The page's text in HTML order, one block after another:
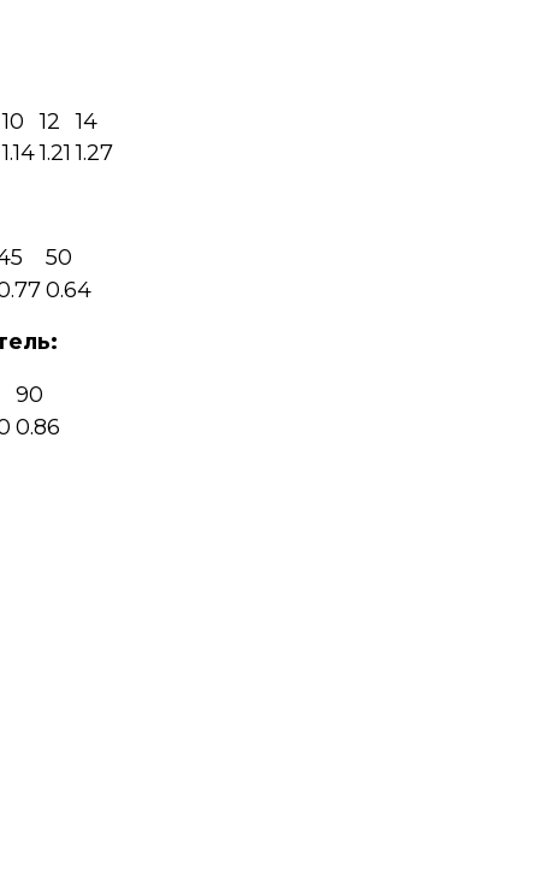
10 12
14
1.141.21 1.27
50
0.64
90
0.86